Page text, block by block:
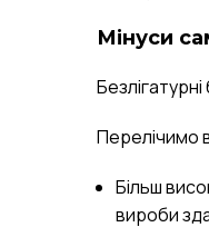
Мінуси
Перелічимо
Більш
вироби